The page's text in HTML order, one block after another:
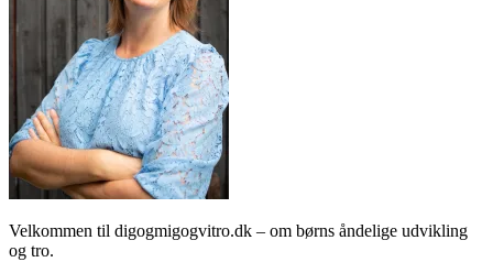
Velkommen til digogmigogvitro.dk – om børns åndelige udvikling
og tro.